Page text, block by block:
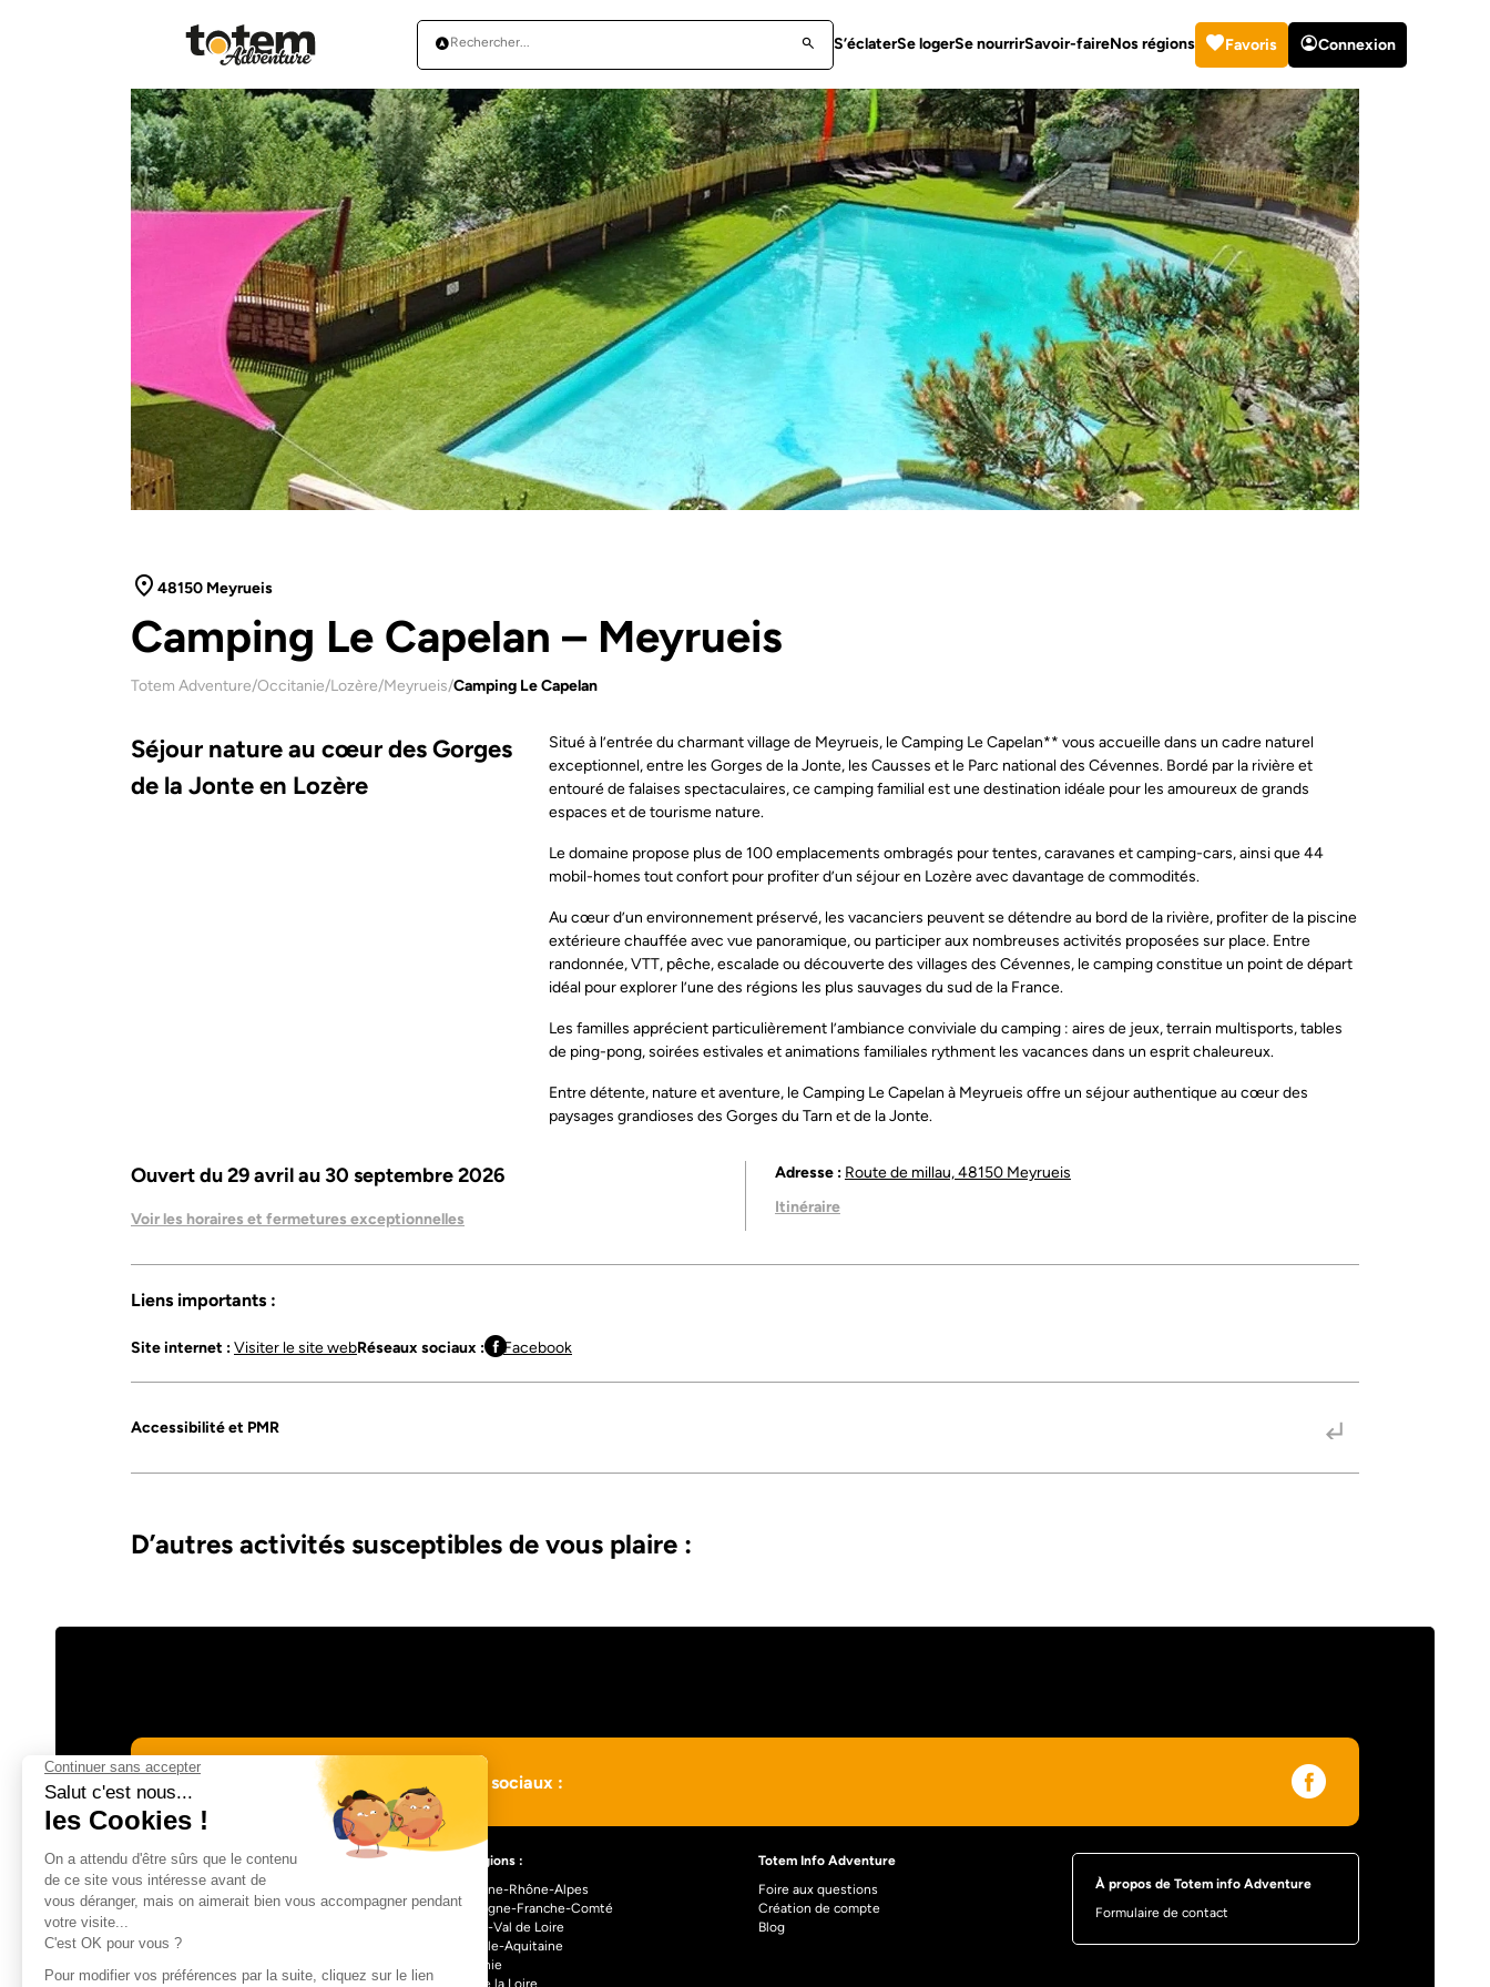
S’éclaterSe logerSe nourrirSavoir-faireNos régions Favoris Connexion
48150 Meyrueis
Camping Le Capelan – Meyrueis
Totem Adventure/Occitanie/Lozère/Meyrueis/Camping Le Capelan
Séjour nature au cœur des Gorges
de la Jonte en Lozère
Situé à l’entrée du charmant village de Meyrueis, le Camping Le Capelan** vous accueille dans un cadre naturel
exceptionnel, entre les Gorges de la Jonte, les Causses et le Parc national des Cévennes. Bordé par la rivière et
entouré de falaises spectaculaires, ce camping familial est une destination idéale pour les amoureux de grands
espaces et de tourisme nature.
Le domaine propose plus de 100 emplacements ombragés pour tentes, caravanes et camping-cars, ainsi que 44
mobil-homes tout confort pour profiter d’un séjour en Lozère avec davantage de commodités.
Au cœur d’un environnement préservé, les vacanciers peuvent se détendre au bord de la rivière, profiter de la piscine
extérieure chauffée avec vue panoramique, ou participer aux nombreuses activités proposées sur place. Entre
randonnée, VTT, pêche, escalade ou découverte des villages des Cévennes, le camping constitue un point de départ
idéal pour explorer l’une des régions les plus sauvages du sud de la France.
Les familles apprécient particulièrement l’ambiance conviviale du camping : aires de jeux, terrain multisports, tables
de ping-pong, soirées estivales et animations familiales rythment les vacances dans un esprit chaleureux.
Entre détente, nature et aventure, le Camping Le Capelan à Meyrueis offre un séjour authentique au cœur des
paysages grandioses des Gorges du Tarn et de la Jonte.
Ouvert du 29 avril au 30 septembre 2026
Voir les horaires et fermetures exceptionnelles
Adresse : Route de millau, 48150 Meyrueis
Itinéraire
Liens importants :
Site internet :Visiter le site webRéseaux sociaux : Facebook
Accessibilité et PMR
D’autres activités susceptibles de vous plaire :
Suivre Totem Adventure sur les réseaux sociaux :
L’aventure à portée de clic !
Les régions :
Auvergne-Rhône-Alpes
Bourgogne-Franche-Comté
Centre-Val de Loire
Nouvelle-Aquitaine
Occitanie
Pays de la Loire
Totem Info Adventure
Foire aux questions
Création de compte
Blog
À propos de Totem info Adventure
Formulaire de contact